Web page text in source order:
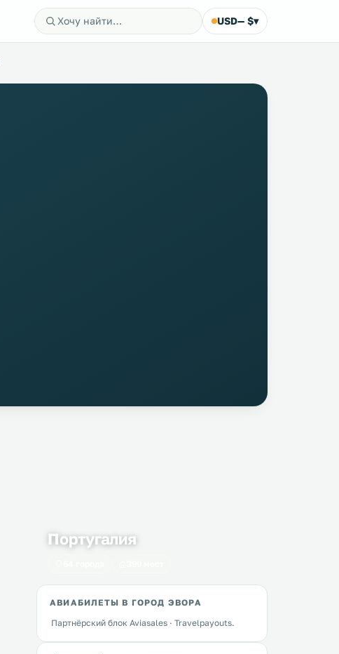
USD— $▾
Португалия
АВИАБИЛЕТЫ В ГОРОД ЭВОРА
Партнёрский блок Aviasales · Travelpayouts.